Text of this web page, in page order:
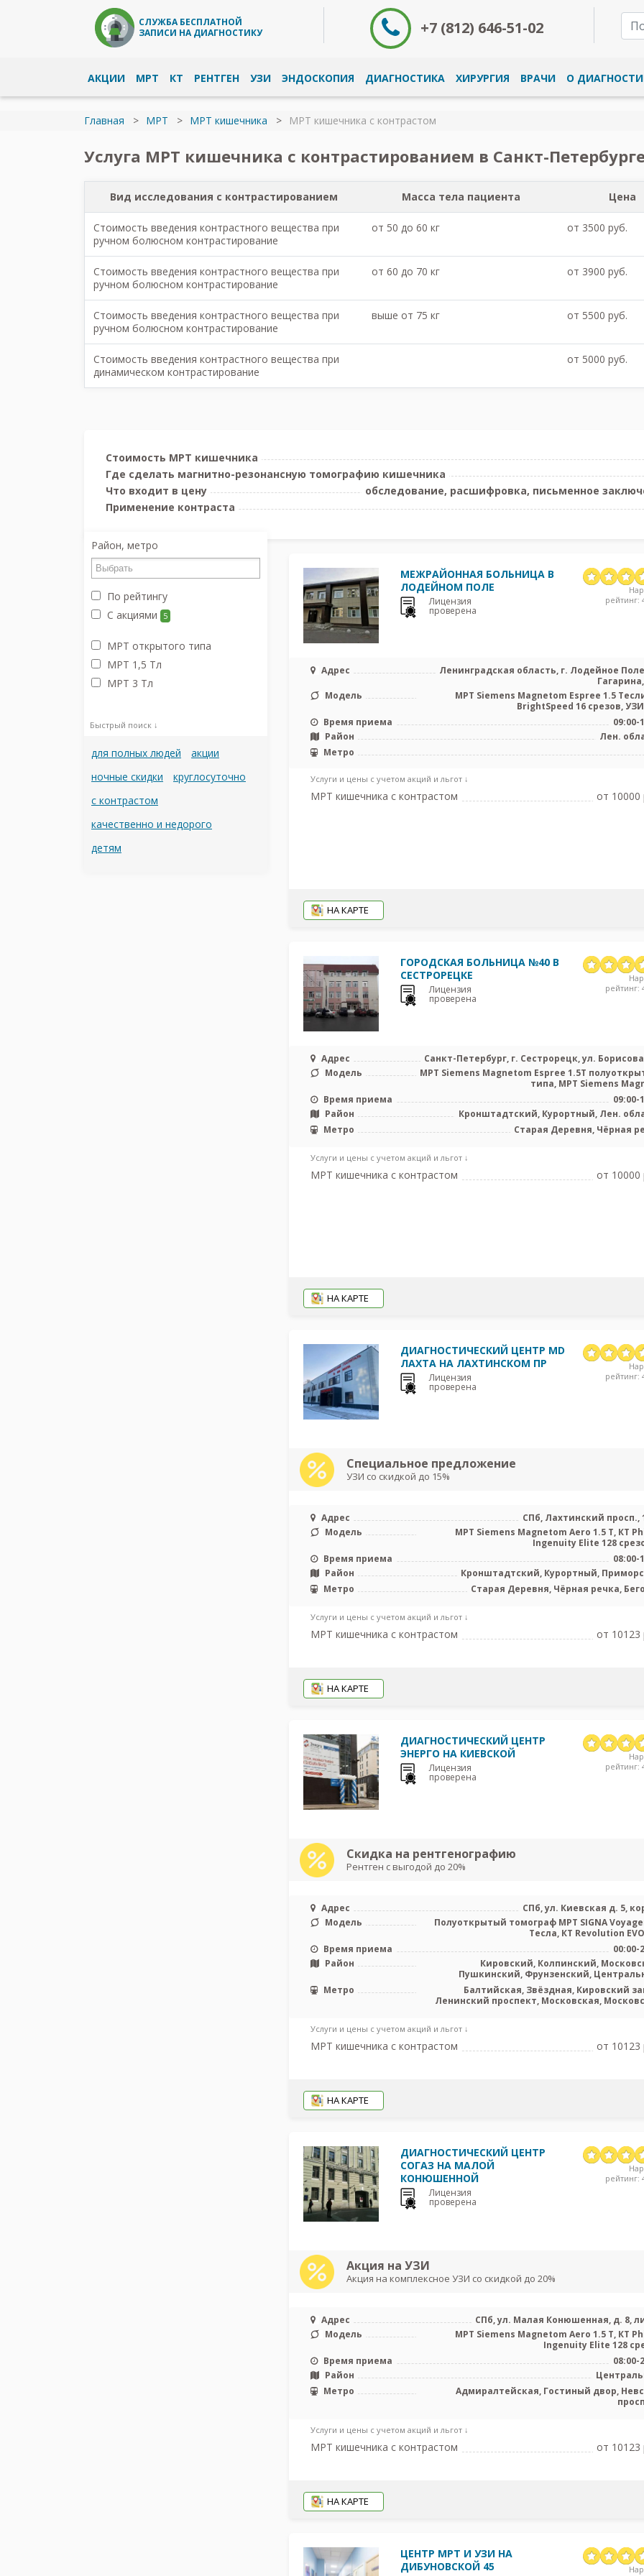
СЛУЖБА БЕСПЛАТНОЙ
ЗАПИСИ НА ДИАГНОСТИКУ
+7 (812) 646-51-02
АКЦИИ МРТ КТ РЕНТГЕН УЗИ ЭНДОСКОПИЯ ДИАГНОСТИКА ХИРУРГИЯ ВРАЧИ О
Главная МРТ МРТ кишечника МРТ кишечника с контрастом
Услуга МРТ кишечника с контрастированием в Санкт-
Вид исследования с контрастированием Масса тела пациента Цена
Стоимость введения контрастного вещества при
ручном болюсном контрастирование
от 50 до 60 кг от 3500 руб.
Стоимость введения контрастного вещества при
ручном болюсном контрастирование
от 60 до 70 кг от 3900 руб.
Стоимость введения контрастного вещества при
ручном болюсном контрастирование
выше от 75 кг от 5500 руб.
Стоимость введения контрастного вещества при
динамическом контрастирование
от 5000 руб.
Стоимость МРТ кишечника
Где сделать магнитно-резонансную томографию кишечника
Что входит в цену
обследование, расшифровка, письменное
Применение контраста
Район, метро
По рейтингу
С акциями
5
МРТ открытого типа
МРТ 1,5 Тл
МРТ 3 Тл
Быстрый поиск ↓
для полных людей
акции
ночные скидки
круглосуточно
с контрастом
качественно и недорого
детям
МЕЖРАЙОННАЯ БОЛЬНИЦА В
ЛОДЕЙНОМ ПОЛЕ
Лицензия
проверена
рейтинг:
Адрес
Ленинградская область, г. Лодейное
Модель
МРТ Siemens Magnetom Espree 1.5
BrightSpeed 16 срезов,
Время приема
09:00-
Район
Лен.
Метро
Услуги и цены с учетом акций и льгот ↓
МРТ кишечника с контрастом от 10000
НА КАРТЕ
ГОРОДСКАЯ БОЛЬНИЦА №40 В
СЕСТРОРЕЦКЕ
Лицензия
проверена
рейтинг:
Адрес
Санкт-Петербург, г. Сестрорецк, ул.
Модель
МРТ Siemens Magnetom Espree 1.5T
типа, МРТ Siemens
Время приема
09:00-
Район
Кронштадтский, Курортный, Лен.
Метро
Старая Деревня, Чёрная
Услуги и цены с учетом акций и льгот ↓
МРТ кишечника с контрастом от 10000
НА КАРТЕ
ДИАГНОСТИЧЕСКИЙ ЦЕНТР MD
ЛАХТА НА ЛАХТИНСКОМ ПР
Лицензия
проверена
рейтинг:
Специальное предложение
УЗИ со скидкой до 15%
Адрес
СПб, Лахтинский просп.,
Модель
МРТ Siemens Magnetom Aero 1.5 Т, КТ
Ingenuity Elite 128
Время приема
08:00-
Район
Кронштадтский, Курортный,
Метро
Старая Деревня, Чёрная речка,
Услуги и цены с учетом акций и льгот ↓
МРТ кишечника с контрастом от 10123
НА КАРТЕ
ДИАГНОСТИЧЕСКИЙ ЦЕНТР
ЭНЕРГО НА КИЕВСКОЙ
Лицензия
проверена
рейтинг:
Скидка на рентгенографию
Рентген с выгодой до 20%
Адрес
СПб, ул. Киевская д. 5,
Модель
Полуоткрытый томограф МРТ SIGNA
Тесла, КТ Revolution
Время приема
00:00-
Район
Кировский, Колпинский,
Пушкинский, Фрунзенский,
Адмиралтейский, Лен.
Метро
Балтийская, Звёздная, Кировский
Ленинский проспект, Московская,
Электросила, Проспект Славы,
Броневая, Боровая, Каретная,
Услуги и цены с учетом акций и льгот ↓
МРТ кишечника с контрастом от 10123
НА КАРТЕ
ДИАГНОСТИЧЕСКИЙ ЦЕНТР
СОГАЗ НА МАЛОЙ
КОНЮШЕННОЙ
Лицензия
проверена
рейтинг:
Акция на УЗИ
Акция на комплексное УЗИ со скидкой до 20%
Адрес
СПб, ул. Малая Конюшенная, д. 8,
Модель
МРТ Siemens Magnetom Aero 1.5 Т, КТ
Ingenuity Elite 128
Время приема
08:00-
Район
Метро
Адмиралтейская, Гостиный двор,
Услуги и цены с учетом акций и льгот ↓
МРТ кишечника с контрастом от 10123
НА КАРТЕ
ЦЕНТР МРТ И УЗИ НА
ДИБУНОВСКОЙ 45